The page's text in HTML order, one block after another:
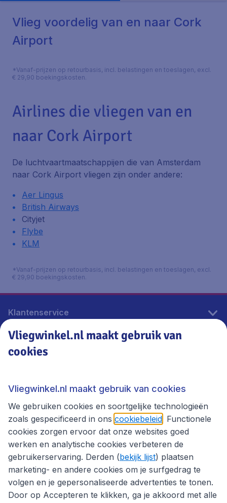
Vlieg voordelig van en naar Cork
Airport
*Vanaf-prijzen op retourbasis, incl. belastingen en toeslagen, excl.
€ 29,90 boekingskosten.
Airlines die vliegen van en
naar Cork Airport
De luchtvaartmaatschappijen die van Amsterdam
naar Cork Airport vliegen zijn onder andere:
Aer Lingus
British Airways
Cityjet
Flybe
KLM
*Vanaf-prijzen op retourbasis, incl. belastingen en toeslagen, excl.
€ 29,90 boekingskosten.
Klantenservice
Vliegwinkel.nl
Thema's
Vliegwinkel.nl maakt gebruik van
cookies
Vliegwinkel.nl maakt gebruik van cookies
We gebruiken cookies en soortgelijke technologieën
zoals gespecificeerd in ons cookiebeleid . Functionele
cookies zorgen ervoor dat onze websites goed
werken en analytische cookies verbeteren de
gebruikerservaring. Derden (bekijk lijst) plaatsen
marketing- en andere cookies om je surfgedrag te
volgen en je gepersonaliseerde advertenties te tonen.
Door op Accepteren te klikken, ga je akkoord met alle